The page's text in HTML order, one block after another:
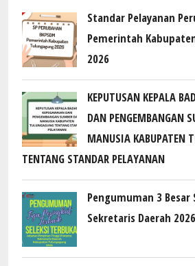
Standar Pelayanan
Pemerintah
2026
KEPUTUSAN KEPALA
DAN PENGEMBANGAN
MANUSIA KABUPATEN
TENTANG STANDAR PELAYANAN
Pengumuman 3 Besar
Sekretaris Daerah 2026